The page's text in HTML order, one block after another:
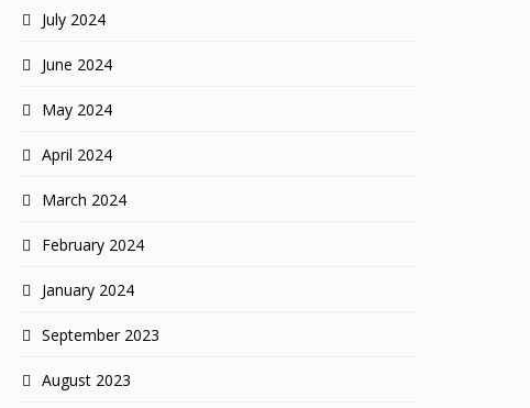
July 2024
June 2024
May 2024
April 2024
March 2024
February 2024
January 2024
September 2023
August 2023